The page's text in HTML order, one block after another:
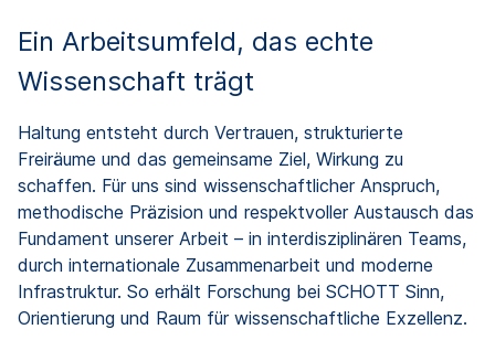
Ein Arbeitsumfeld, das echte
Wissenschaft trägt
Haltung entsteht durch Vertrauen, strukturierte
Freiräume und das gemeinsame Ziel, Wirkung zu
schaffen. Für uns sind wissenschaftlicher Anspruch,
methodische Präzision und respektvoller Austausch das
Fundament unserer Arbeit – in interdisziplinären Teams,
durch internationale Zusammenarbeit und moderne
Infrastruktur. So erhält Forschung bei SCHOTT Sinn,
Orientierung und Raum für wissenschaftliche Exzellenz.